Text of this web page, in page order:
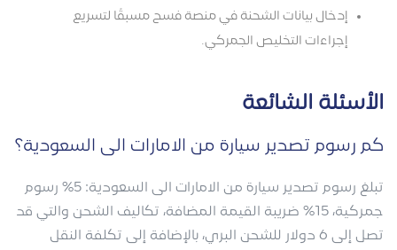
إدخال بيانات الشحنة في منصة فسح مسبقًا لتسريع
إجراءات التخليص الجمركي.
الأسئلة الشائعة
كم رسوم تصدير سيارة من الامارات الى السعودية؟
تبلغ رسوم تصدير سيارة من الامارات الى السعودية: 5% رسوم
جمركية، 15% ضريبة القيمة المضافة، تكاليف الشحن والتي قد
تصل إلى 6 دولار للشحن البري، بالإضافة إلى تكلفة النقل